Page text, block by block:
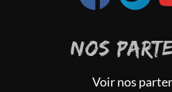
NOS
Voir nos